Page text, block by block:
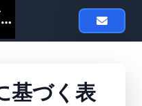
熱中症予防サービスheat119
基づく表